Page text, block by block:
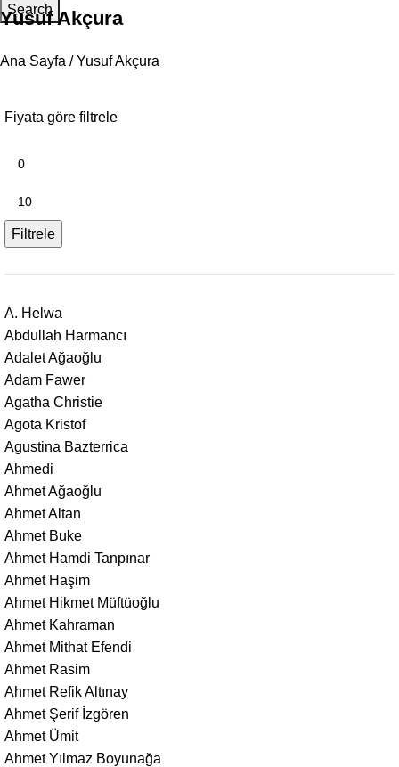
Search
Yusuf Akçura
Ana Sayfa Yusuf Akçura
Fiyata göre filtrele
Filtrele
A. Helwa
Abdullah Harmancı
Adalet Ağaoğlu
Adam Fawer
Agatha Christie
Agota Kristof
Agustina Bazterrica
Ahmedi
Ahmet Ağaoğlu
Ahmet Altan
Ahmet Buke
Ahmet Hamdi Tanpınar
Ahmet Haşim
Ahmet Hikmet Müftüoğlu
Ahmet Kahraman
Ahmet Mithat Efendi
Ahmet Rasim
Ahmet Refik Altınay
Ahmet Şerif İzgören
Ahmet Ümit
Ahmet Yılmaz Boyunağa